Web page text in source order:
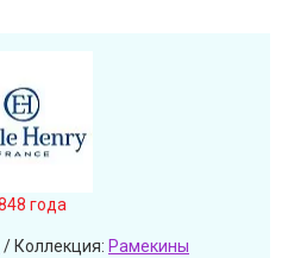
года
/ Коллекция: Рамекины